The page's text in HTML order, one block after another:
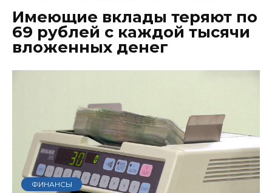
Имеющие вклады теряют по
69 рублей с каждой тысячи
вложенных денег
ФИНАНСЫ